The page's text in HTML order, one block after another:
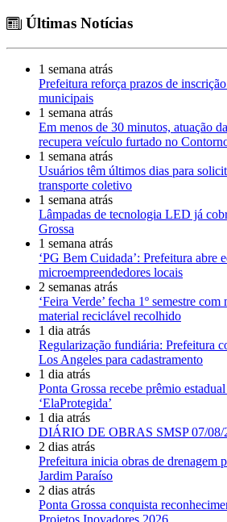
Últimas Notícias
1 semana atrás
Prefeitura reforça prazos de
municipais
1 semana atrás
Em menos de 30 minutos, atuação
recupera veículo furtado no
1 semana atrás
Usuários têm últimos dias para
transporte coletivo
1 semana atrás
Lâmpadas de tecnologia LED já
Grossa
1 semana atrás
‘PG Bem Cuidada’: Prefeitura abre
microempreendedores locais
2 semanas atrás
‘Feira Verde’ fecha 1º semestre
material reciclável recolhido
1 dia atrás
Regularização fundiária: Prefeitura
Los Angeles para cadastramento
1 dia atrás
Ponta Grossa recebe prêmio
‘ElaProtegida’
1 dia atrás
DIÁRIO DE OBRAS SMSP 07/08/
2 dias atrás
Prefeitura inicia obras de drenagem
Jardim Paraíso
2 dias atrás
Ponta Grossa conquista
Projetos Inovadores 2026